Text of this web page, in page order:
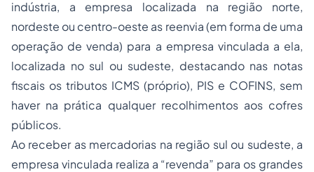
indústria, a empresa localizada na região norte,
nordeste ou centro-oeste as reenvia (em forma de uma
operação de venda) para a empresa vinculada a ela,
localizada no sul ou sudeste, destacando nas notas
fiscais os tributos ICMS (próprio), PIS e COFINS, sem
haver na prática qualquer recolhimentos aos cofres
públicos.
Ao receber as mercadorias na região sul ou sudeste, a
empresa vinculada realiza a “revenda” para os grandes